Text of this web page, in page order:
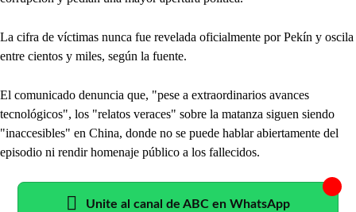
La cifra de víctimas nunca fue revelada oficialmente por Pekín y oscila
entre cientos y miles, según la fuente.
El comunicado denuncia que, "pese a extraordinarios avances
tecnológicos", los "relatos veraces" sobre la matanza siguen siendo
"inaccesibles" en China, donde no se puede hablar abiertamente del
episodio ni rendir homenaje público a los fallecidos.
Unite al canal de ABC en WhatsApp